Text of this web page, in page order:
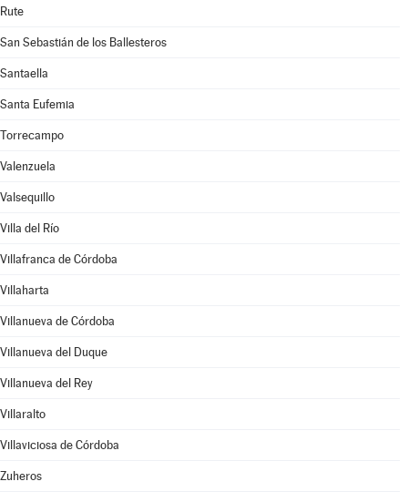
Rute
San Sebastián de los Ballesteros
Santaella
Santa Eufemia
Torrecampo
Valenzuela
Valsequillo
Villa del Río
Villafranca de Córdoba
Villaharta
Villanueva de Córdoba
Villanueva del Duque
Villanueva del Rey
Villaralto
Villaviciosa de Córdoba
Zuheros